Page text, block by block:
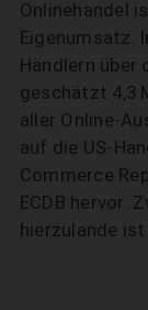
Onlinehandel
Eigenumsatz.
Händlern über
geschätzt 4,3
aller Online-
auf die US-
Commerce
ECDB hervor.
hierzulande